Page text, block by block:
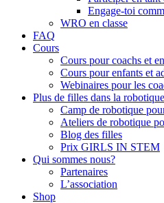
Engage-toi
WRO en classe
FAQ
Cours
Cours pour coachs et
Cours pour enfants et
Webinaires pour les
Plus de filles dans la
Camp de robotique
Ateliers de robotique
Blog des filles
Prix GIRLS IN STEM
Qui sommes nous?
Partenaires
L’association
Shop